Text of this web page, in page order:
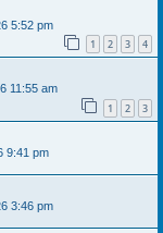
5:52 pm
1 2 3 4
11:55 am
1 2 3
9:41 pm
3:46 pm